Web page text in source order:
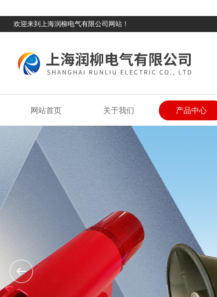
欢迎来到上海润柳电气有限公司网站！
网站首页 关于我们 产品中心